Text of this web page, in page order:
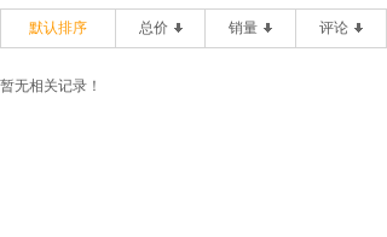
默认排序 总价 销量 评论
暂无相关记录！